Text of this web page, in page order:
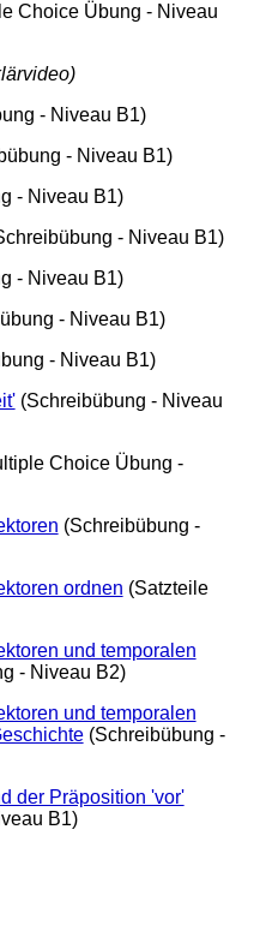
Choice Übung - Niveau
- Niveau B1)
- Niveau B1)
- Niveau B1)
- Niveau B1)
- Niveau B1)
- Niveau B1)
- Niveau B1)
(Schreibübung - Niveau
Choice Übung -
(Schreibübung -
ordnen (Satzteile
und temporalen
- Niveau B2)
und temporalen
(Schreibübung -
der Präposition 'vor'
B1)